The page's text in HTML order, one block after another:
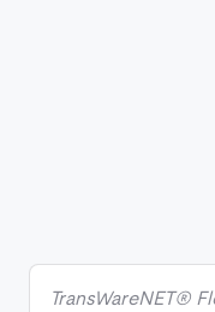
TransWareNET®